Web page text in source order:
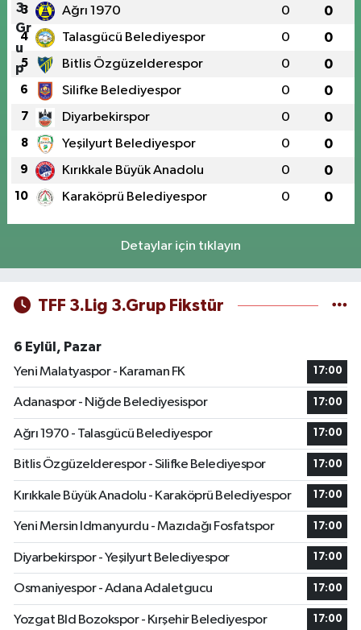
3 Ağrı 1970 0 0
4 Talasgücü Belediyespor 0 0
5 Bitlis Özgüzelderespor 0 0
6 Silifke Belediyespor 0 0
7 Diyarbekirspor 0 0
8 Yeşilyurt Belediyespor 0 0
9 Kırıkkale Büyük Anadolu 0 0
10 Karaköprü Belediyespor 0 0
Detaylar için tıklayın
TFF 3.Lig 3.Grup Fikstür
6 Eylül, Pazar
Yeni Malatyaspor - Karaman FK
17:00
Adanaspor - Niğde Belediyesispor 17:00
Ağrı 1970 - Talasgücü Belediyespor 17:00
Bitlis Özgüzelderespor - Silifke Belediyespor 17:00
Kırıkkale Büyük Anadolu - Karaköprü Belediyespor 17:00
Yeni Mersin Idmanyurdu - Mazıdağı Fosfatspor 17:00
Diyarbekirspor - Yeşilyurt Belediyespor 17:00
Osmaniyespor - Adana Adaletgucu 17:00
Yozgat Bld Bozokspor - Kırşehir Belediyespor 17:00